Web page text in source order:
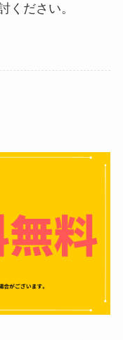
ください。